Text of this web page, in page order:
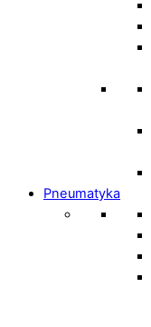
Pneumatyka